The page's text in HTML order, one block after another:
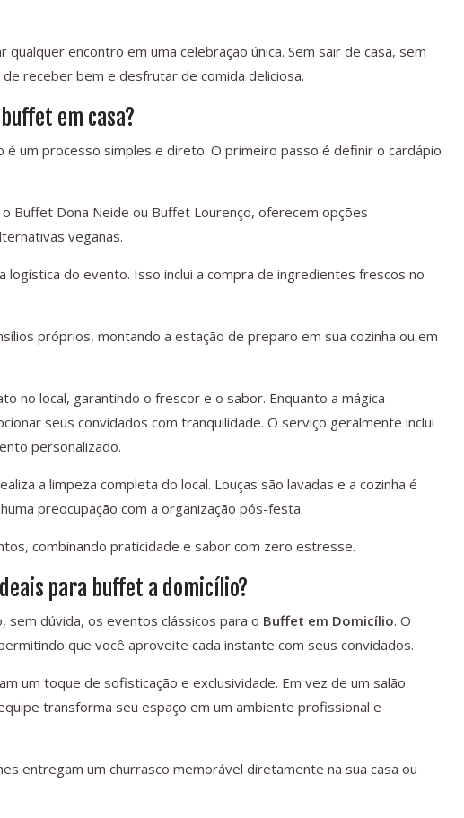
encontro em uma celebração única. Sem sair de casa, sem
receber bem e desfrutar de comida deliciosa.
em casa?
é um processo simples e direto. O primeiro passo é definir o cardápio
Buffet Dona Neide ou Buffet Lourenço, oferecem opções
veganas.
logística do evento. Isso inclui a compra de ingredientes frescos no
próprios, montando a estação de preparo em sua cozinha ou em
no local, garantindo o frescor e o sabor. Enquanto a mágica
seus convidados com tranquilidade. O serviço geralmente inclui
personalizado.
a limpeza completa do local. Louças são lavadas e a cozinha é
preocupação com a organização pós-festa.
combinando praticidade e sabor com zero estresse.
para buffet a domicílio?
sem dúvida, os eventos clássicos para o Buffet em Domicílio. O
que você aproveite cada instante com seus convidados.
um toque de sofisticação e exclusividade. Em vez de um salão
transforma seu espaço em um ambiente profissional e
entregam um churrasco memorável diretamente na sua casa ou